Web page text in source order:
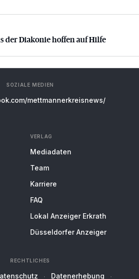
der Diakonie hoffen auf Hilfe
der Diakonie hoffen auf Hilfe
SOZIALE MEDIEN
mettmannerkreisnews/
VERLAG
Mediadaten
Team
Karriere
FAQ
Lokal Anzeiger Erkrath
Düsseldorfer Anzeiger
RECHTLICHES
Datenerhebung